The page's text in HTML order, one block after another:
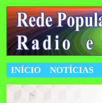
INÍCIO NOTÍCIAS